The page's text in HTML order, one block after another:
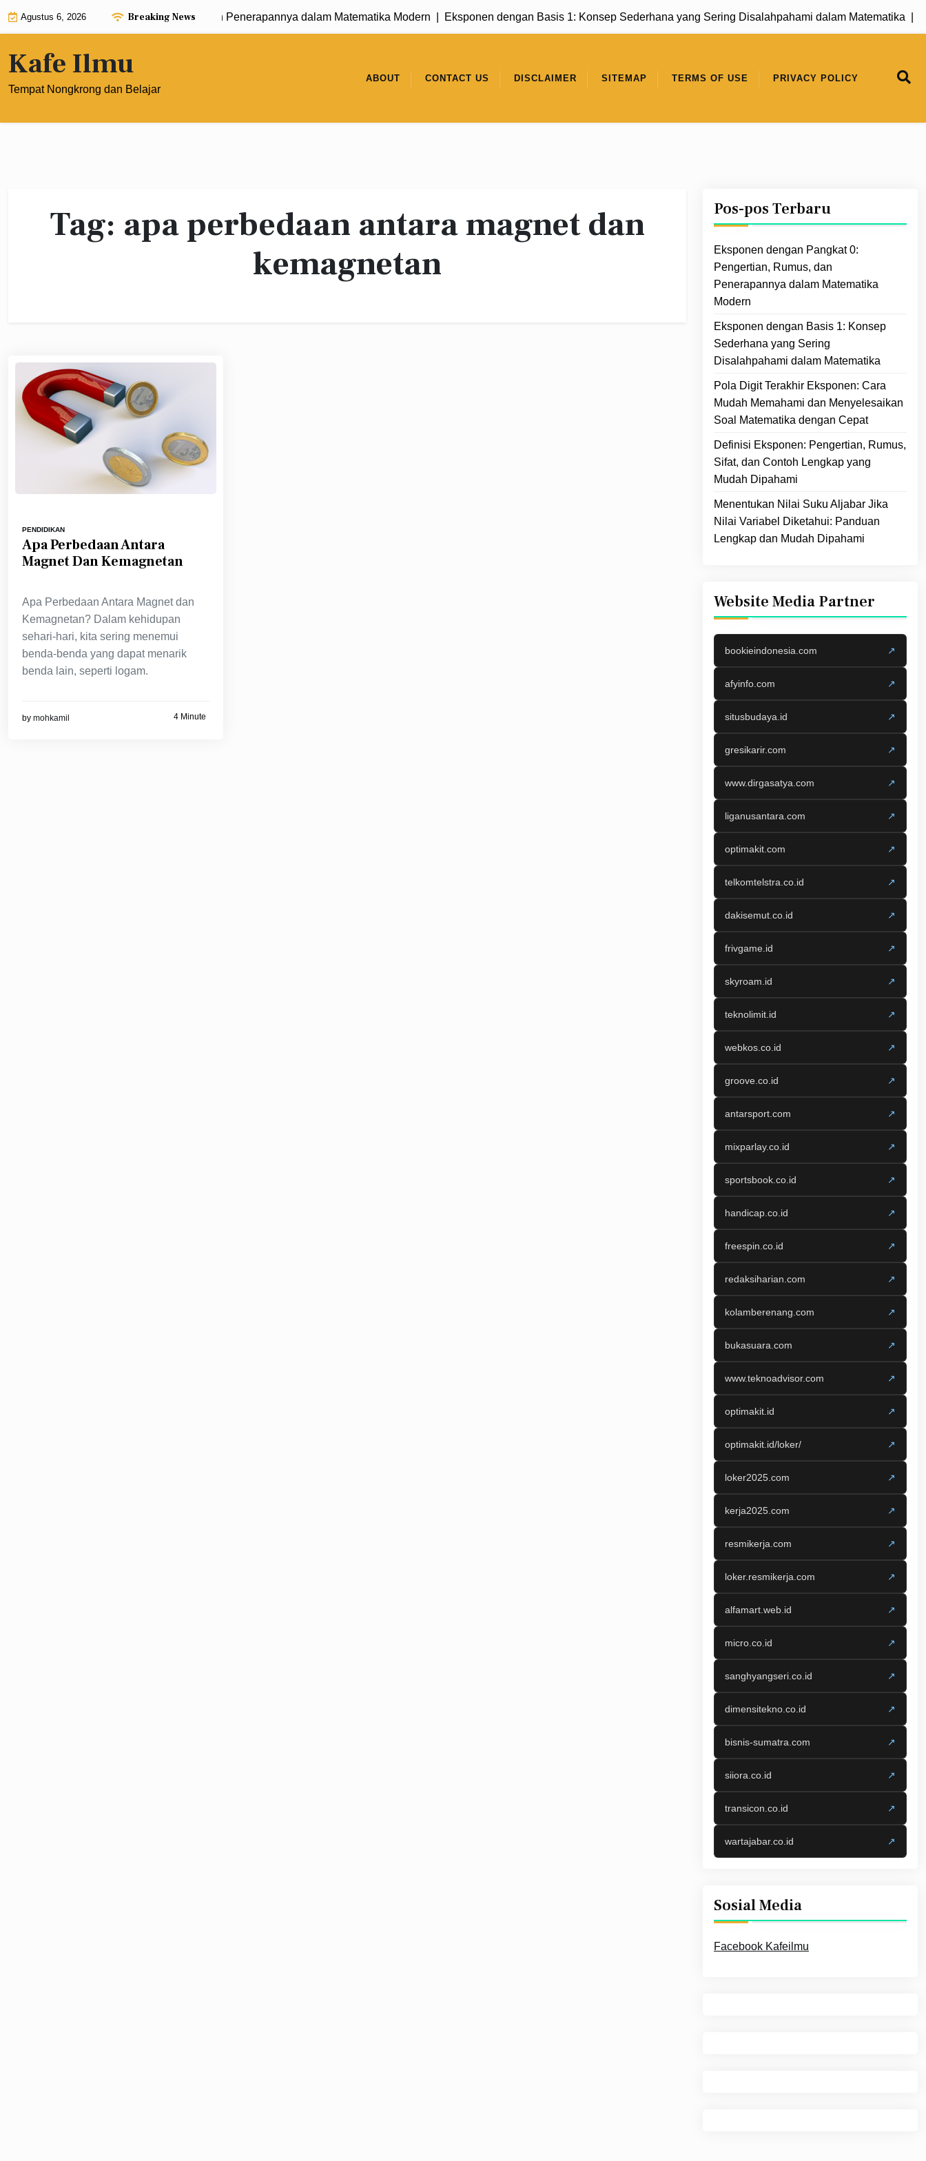
Agustus 6, 2026 Breaking News
Pangkat 0: Pengertian, Rumus, dan Penerapannya dalam Matematika Modern |Eksponen dengan Basis 1: Konsep Sederhana yang Sering Disalahpahami dalam Matematika |Pola
Kafe Ilmu
Tempat Nongkrong dan Belajar
ABOUT CONTACT US DISCLAIMER SITEMAP TERMS OF USE PRIVACY POLICY
Tag: apa perbedaan antara magnet dan
kemagnetan
PENDIDIKAN
Apa Perbedaan Antara
Magnet Dan Kemagnetan
Apa Perbedaan Antara Magnet dan
Kemagnetan? Dalam kehidupan
sehari-hari, kita sering menemui
benda-benda yang dapat menarik
benda lain, seperti logam.
by mohkamil 4 Minute
Pos-pos Terbaru
Eksponen dengan Pangkat 0:
Pengertian, Rumus, dan
Penerapannya dalam Matematika
Modern
Eksponen dengan Basis 1: Konsep
Sederhana yang Sering
Disalahpahami dalam Matematika
Pola Digit Terakhir Eksponen: Cara
Mudah Memahami dan Menyelesaikan
Soal Matematika dengan Cepat
Definisi Eksponen: Pengertian, Rumus,
Sifat, dan Contoh Lengkap yang
Mudah Dipahami
Menentukan Nilai Suku Aljabar Jika
Nilai Variabel Diketahui: Panduan
Lengkap dan Mudah Dipahami
Website Media Partner
bookieindonesia.com ↗
afyinfo.com ↗
situsbudaya.id ↗
gresikarir.com ↗
www.dirgasatya.com ↗
liganusantara.com ↗
optimakit.com ↗
telkomtelstra.co.id ↗
dakisemut.co.id ↗
frivgame.id ↗
skyroam.id ↗
teknolimit.id ↗
webkos.co.id ↗
groove.co.id ↗
antarsport.com ↗
mixparlay.co.id ↗
sportsbook.co.id ↗
handicap.co.id ↗
freespin.co.id ↗
redaksiharian.com ↗
kolamberenang.com ↗
bukasuara.com ↗
www.teknoadvisor.com ↗
optimakit.id ↗
optimakit.id/loker/ ↗
loker2025.com ↗
kerja2025.com ↗
resmikerja.com ↗
loker.resmikerja.com ↗
alfamart.web.id ↗
micro.co.id ↗
sanghyangseri.co.id ↗
dimensitekno.co.id ↗
bisnis-sumatra.com ↗
siiora.co.id ↗
transicon.co.id ↗
wartajabar.co.id ↗
Sosial Media
Facebook Kafeilmu